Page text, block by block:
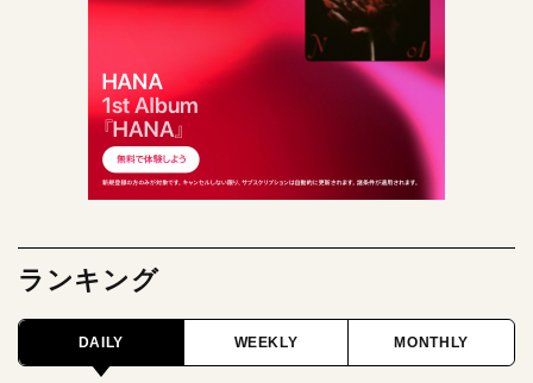
ランキング
DAILY WEEKLY MONTHLY